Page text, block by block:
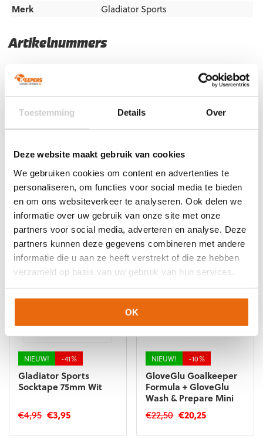
Toestemming Details Over
Deze website maakt gebruik van cookies
We gebruiken cookies om content en advertenties te
personaliseren, om functies voor social media te bieden
en om ons websiteverkeer te analyseren. Ook delen we
informatie over uw gebruik van onze site met onze
partners voor social media, adverteren en analyse. Deze
partners kunnen deze gegevens combineren met andere
informatie die u aan ze heeft verstrekt of die ze hebben
verzameld op basis van uw gebruik van hun services.
OK
Artikelnummers
EAN code
Let op!Houd rekening met 1-2 werkdagen extra levertijd
Bedrukte artikelen kunnen wij helaas niet terugnemen.
Artikelnummer:GSCFSCategorieën:Accessoires,Gladiator
Scheenbeschermers
Merk Gladiator Sports
Gerelateerde producten
NIEUW! -41%
Gladiator Sports
Socktape 75mm Wit
€4,95 Oorspronkelijke
€3,95Huidige
Dit
NIEUW! -10%
GloveGlu Goalkeeper
Formula + GloveGlu
Wash & Prepare Mini
€22,50 Oorspronkelijke
€20,25Huidige